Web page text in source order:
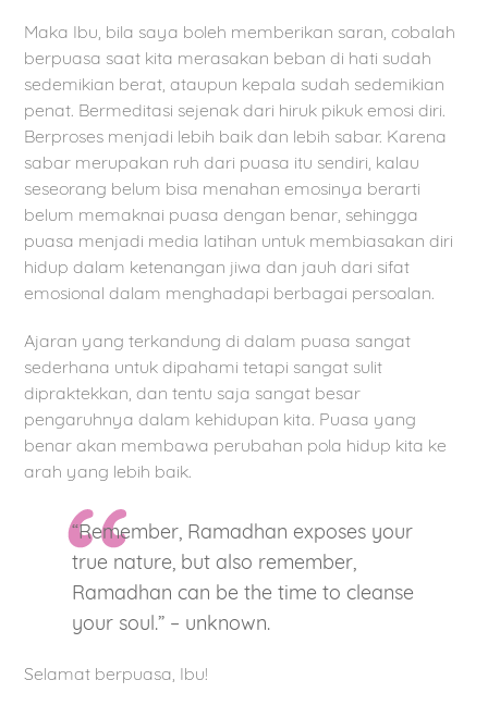
Maka Ibu, bila saya boleh memberikan saran, cobalah
berpuasa saat kita merasakan beban di hati sudah
sedemikian berat, ataupun kepala sudah sedemikian
penat. Bermeditasi sejenak dari hiruk pikuk emosi diri.
Berproses menjadi lebih baik dan lebih sabar. Karena
sabar merupakan ruh dari puasa itu sendiri, kalau
seseorang belum bisa menahan emosinya berarti
belum memaknai puasa dengan benar, sehingga
puasa menjadi media latihan untuk membiasakan diri
hidup dalam ketenangan jiwa dan jauh dari sifat
emosional dalam menghadapi berbagai persoalan.
Ajaran yang terkandung di dalam puasa sangat
sederhana untuk dipahami tetapi sangat sulit
dipraktekkan, dan tentu saja sangat besar
pengaruhnya dalam kehidupan kita. Puasa yang
benar akan membawa perubahan pola hidup kita ke
arah yang lebih baik.
“Remember, Ramadhan exposes your
true nature, but also remember,
Ramadhan can be the time to cleanse
your soul.” – unknown.
Selamat berpuasa, Ibu!